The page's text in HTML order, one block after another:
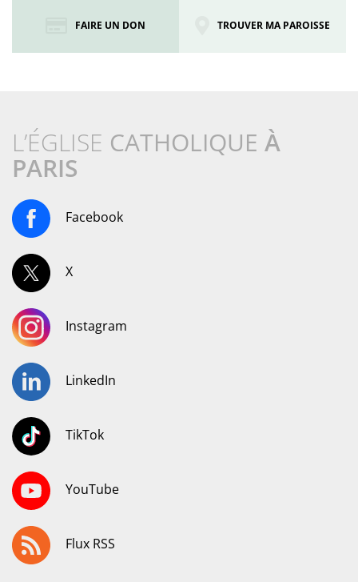
FAIRE UN DON TROUVER MA PAROISSE
L’ÉGLISE CATHOLIQUE À
PARIS
Facebook
X
Instagram
LinkedIn
TikTok
YouTube
Flux RSS